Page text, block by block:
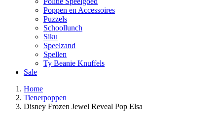
Poppen en Accessoires
Puzzels
Schoollunch
Siku
Speelzand
Spellen
Ty Beanie Knuffels
Sale
Home
Tienerpoppen
Disney Frozen Jewel Reveal Pop Elsa